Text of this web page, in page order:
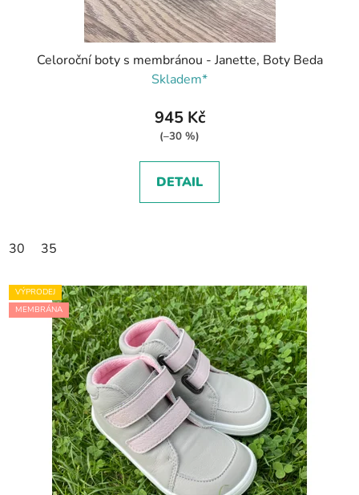
Celoroční boty s membránou - Janette, Boty Beda
Skladem*
945 Kč
(–30 %)
DETAIL
30 35
VÝPRODEJ
MEMBRÁNA